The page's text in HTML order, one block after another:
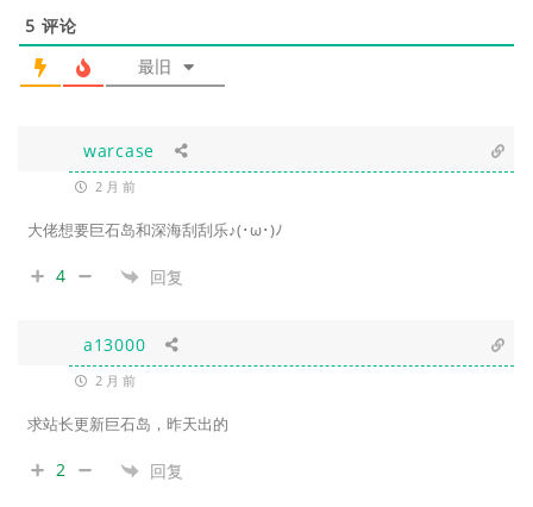
5 评论
最旧
warcase
2 月 前
大佬想要巨石岛和深海刮刮乐♪(･ω･)ﾉ
4 回复
a13000
2 月 前
求站长更新巨石岛，昨天出的
2 回复